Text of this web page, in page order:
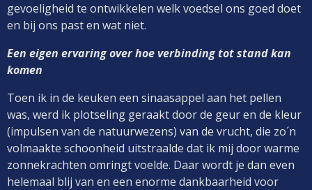
gevoeligheid te ontwikkelen welk voedsel ons goed doet
en bij ons past en wat niet.
Een eigen ervaring over hoe verbinding tot stand kan
komen
Toen ik in de keuken een sinaasappel aan het pellen
was, werd ik plotseling geraakt door de geur en de kleur
(impulsen van de natuurwezens) van de vrucht, die zo´n
volmaakte schoonheid uitstraalde dat ik mij door warme
zonnekrachten omringt voelde. Daar wordt je dan even
helemaal blij van en een enorme dankbaarheid voor